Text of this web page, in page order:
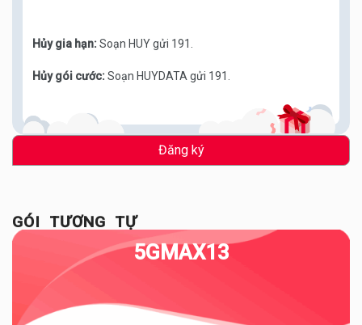
Hủy gia hạn:Soạn HUY gửi 191.
Hủy gói cước:Soạn HUYDATA gửi 191.
Đăng ký
GÓI TƯƠNG TỰ
5GMAX13